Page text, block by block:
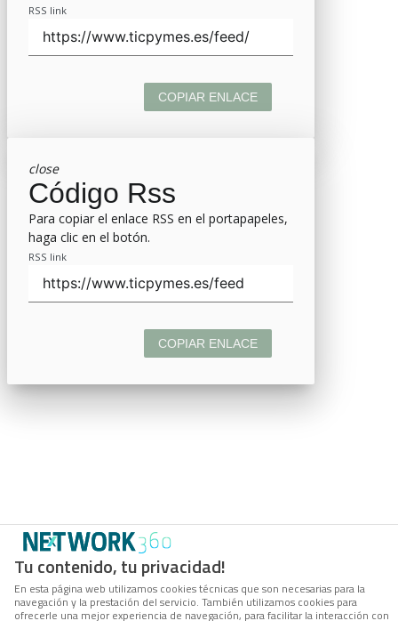
Tu contenido, tu privacidad!
En esta página web utilizamos cookies técnicas que son necesarias para la
navegación y la prestación del servicio. También utilizamos cookies para
ofrecerle una mejor experiencia de navegación, para facilitar la interacción con
RSS link
COPIAR ENLACE
close
Código Rss
Para copiar el enlace RSS en el portapapeles,
haga clic en el botón.
RSS link
COPIAR ENLACE